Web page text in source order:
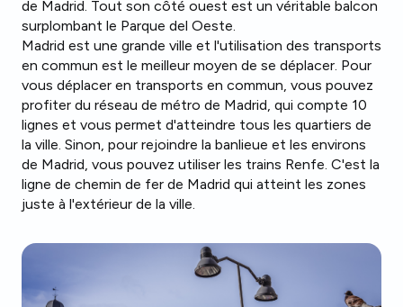
de Madrid. Tout son côté ouest est un véritable balcon
surplombant le Parque del Oeste.
Madrid est une grande ville et l'utilisation des transports
en commun est le meilleur moyen de se déplacer. Pour
vous déplacer en transports en commun, vous pouvez
profiter du réseau de métro de Madrid, qui compte 10
lignes et vous permet d'atteindre tous les quartiers de
la ville. Sinon, pour rejoindre la banlieue et les environs
de Madrid, vous pouvez utiliser les trains Renfe. C'est la
ligne de chemin de fer de Madrid qui atteint les zones
juste à l'extérieur de la ville.